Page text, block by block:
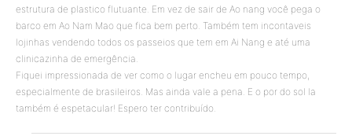
estrutura de plastico flutuante. Em vez de sair de Ao nang você pega o
barco em Ao Nam Mao que fica bem perto. Também tem incontaveis
lojinhas vendendo todos os passeios que tem em Ai Nang e até uma
clinicazinha de emergência.
Fiquei impressionada de ver como o lugar encheu em pouco tempo,
especialmente de brasileiros. Mas ainda vale a pena. E o por do sol la
também é espetacular! Espero ter contribuído.